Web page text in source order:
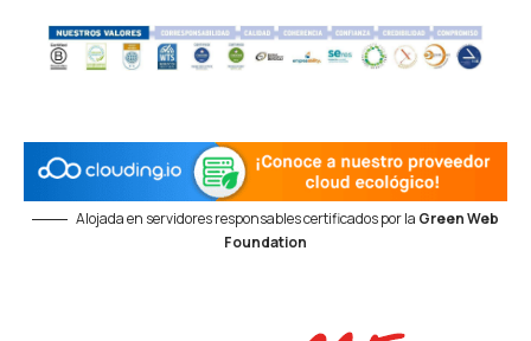
Alojada en servidores responsables certificados por la Green Web
Foundation